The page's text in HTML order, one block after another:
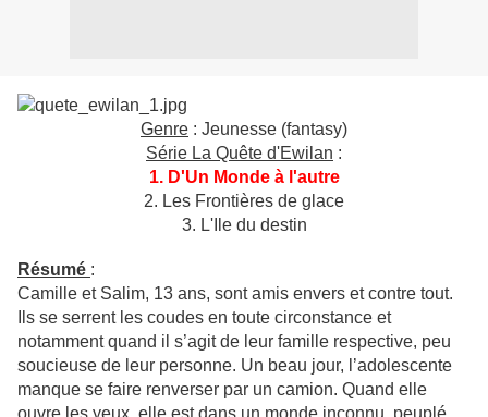
Genre : Jeunesse (fantasy)
Série La Quête d'Ewilan :
1. D'Un Monde à l'autre
2. Les Frontières de glace
3. L'Ile du destin
Résumé :
Camille et Salim, 13 ans, sont amis envers et contre tout.
Ils se serrent les coudes en toute circonstance et
notamment quand il s’agit de leur famille respective, peu
soucieuse de leur personne. Un beau jour, l’adolescente
manque se faire renverser par un camion. Quand elle